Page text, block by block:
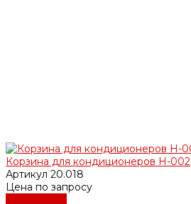
Корзина для кондиционеров Н-002
Артикул 20.018
Цена по запросу